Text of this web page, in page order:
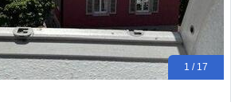
1 / 17